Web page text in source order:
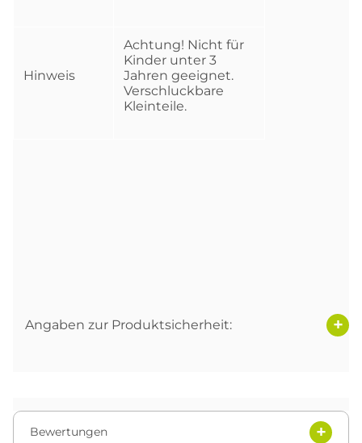
Hinweis
Achtung! Nicht für
Kinder unter 3
Jahren geeignet.
Verschluckbare
Kleinteile.
Angaben zur Produktsicherheit:
Bewertungen